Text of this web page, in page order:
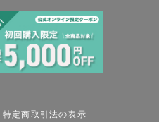
特定商取引法の表示